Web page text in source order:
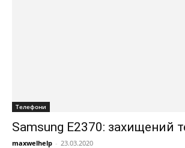
Телефони
Samsung E2370: захищений
maxwelhelp - 23.03.2020